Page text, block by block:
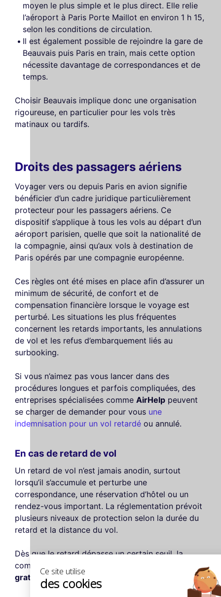
Ce site utilise
des cookies
moyen le plus simple et le plus direct. Elle relie
l’aéroport à Paris Porte Maillot en environ 1 h 15,
selon les conditions de circulation.
Il est également possible de rejoindre la gare de
Beauvais puis Paris en train, mais cette option
nécessite davantage de correspondances et de
temps.
Choisir Beauvais implique donc une organisation
rigoureuse, en particulier pour les vols très
matinaux ou tardifs.
Droits des passagers aériens
Voyager vers ou depuis Paris en avion signifie
bénéficier d’un cadre juridique particulièrement
protecteur pour les passagers aériens. Ce
dispositif s’applique à tous les vols au départ d’un
aéroport parisien, quelle que soit la nationalité de
la compagnie, ainsi qu’aux vols à destination de
Paris opérés par une compagnie européenne.
Ces règles ont été mises en place afin d’assurer un
minimum de sécurité, de confort et de
compensation financière lorsque le voyage est
perturbé. Les situations les plus fréquentes
concernent les retards importants, les annulations
de vol et les refus d’embarquement liés au
surbooking.
Si vous n’aimez pas vous lancer dans des
procédures longues et parfois compliquées, des
entreprises spécialisées comme AirHelp peuvent
se charger de demander pour vous une
indemnisation pour un vol retardé ou annulé.
En cas de retard de vol
Un retard de vol n’est jamais anodin, surtout
lorsqu’il s’accumule et perturbe une
correspondance, une réservation d’hôtel ou un
rendez-vous important. La réglementation prévoit
plusieurs niveaux de protection selon la durée du
retard et la distance du vol.
Dès que le retard dépasse un certain seuil, la
compagnie aérienne doit proposer une
assistance
gratuite: